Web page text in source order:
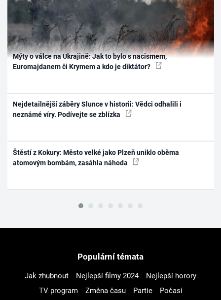
Mýty o válce na Ukrajině: Jak to bylo s nacismem,
Euromajdanem či Krymem a kdo je diktátor?
Nejdetailnější záběry Slunce v historii: Vědci odhalili i
neznámé víry. Podívejte se zblízka
Štěstí z Kokury: Město velké jako Plzeň uniklo oběma
atomovým bombám, zasáhla náhoda
Populární témata
Jak zhubnout Nejlepší filmy 2024
Nejlepší horory
TV program
Změna času Partie
Počasí